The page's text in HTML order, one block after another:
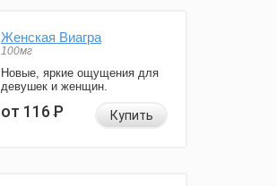
Женская Виагра
100мг
Новые, яркие ощущения для
девушек и женщин.
от 116Р Купить